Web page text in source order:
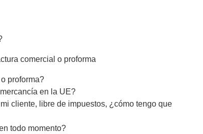
comercial o proforma
proforma?
en la UE?
cliente, libre de impuestos, ¿cómo tengo que
todo momento?